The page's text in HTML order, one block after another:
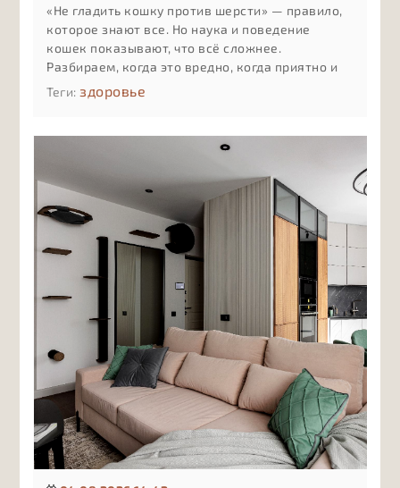
«Не гладить кошку против шерсти» — правило,
которое знают все. Но наука и поведение
кошек показывают, что всё сложнее.
Разбираем, когда это вредно, когда приятно и
как понять реакцию именно вашей кошки
Теги: здоровье